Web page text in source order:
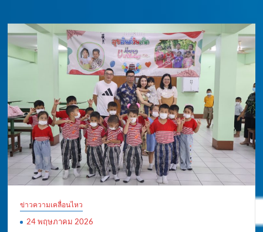
ข่าวความเคลื่อนไหว
24 พฤษภาคม 2026